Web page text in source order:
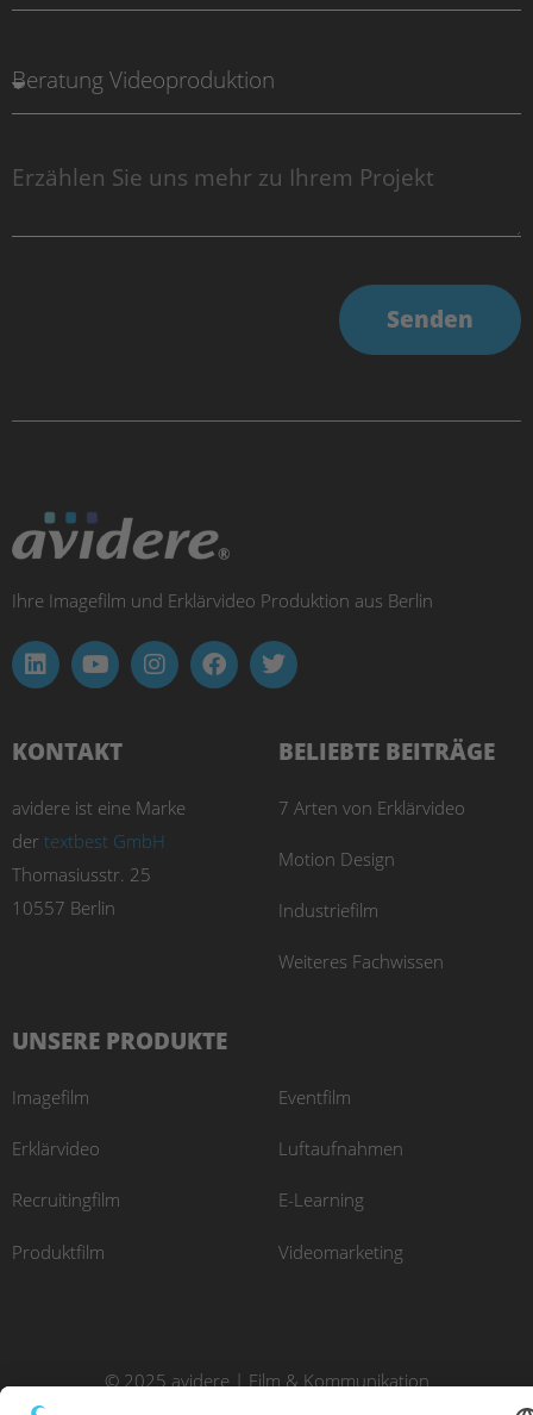
Senden
Ihre Imagefilm und Erklärvideo Produktion aus Berlin
KONTAKT
avidere ist eine Marke
der textbest GmbH
Thomasiusstr. 25
10557 Berlin
BELIEBTE BEITRÄGE
7 Arten von Erklärvideo
Motion Design
Industriefilm
Weiteres Fachwissen
UNSERE PRODUKTE
Imagefilm
Erklärvideo
Recruitingfilm
Produktfilm
Eventfilm
Luftaufnahmen
E-Learning
Videomarketing
© 2025 avidere | Film & Kommunikation